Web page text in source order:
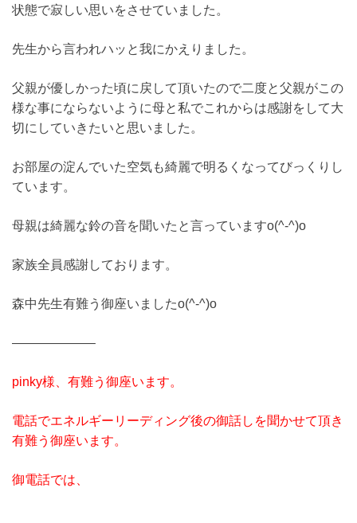
状態で寂しい思いをさせていました。
先生から言われハッと我にかえりました。
父親が優しかった頃に戻して頂いたので二度と父親がこの
様な事にならないように母と私でこれからは感謝をして大
切にしていきたいと思いました。
お部屋の淀んでいた空気も綺麗で明るくなってびっくりし
ています。
母親は綺麗な鈴の音を聞いたと言っていますo(^-^)o
家族全員感謝しております。
森中先生有難う御座いましたo(^-^)o
——————–
pinky様、有難う御座います。
電話でエネルギーリーディング後の御話しを聞かせて頂き
有難う御座います。
御電話では、